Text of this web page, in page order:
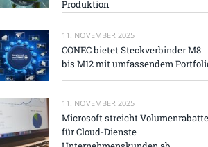
Produktion
11. NOVEMBER 2025
CONEC bietet Steckverbinder M8
bis M12 mit umfassendem
11. NOVEMBER 2025
Microsoft streicht Volumenrabatte
für Cloud-Dienste